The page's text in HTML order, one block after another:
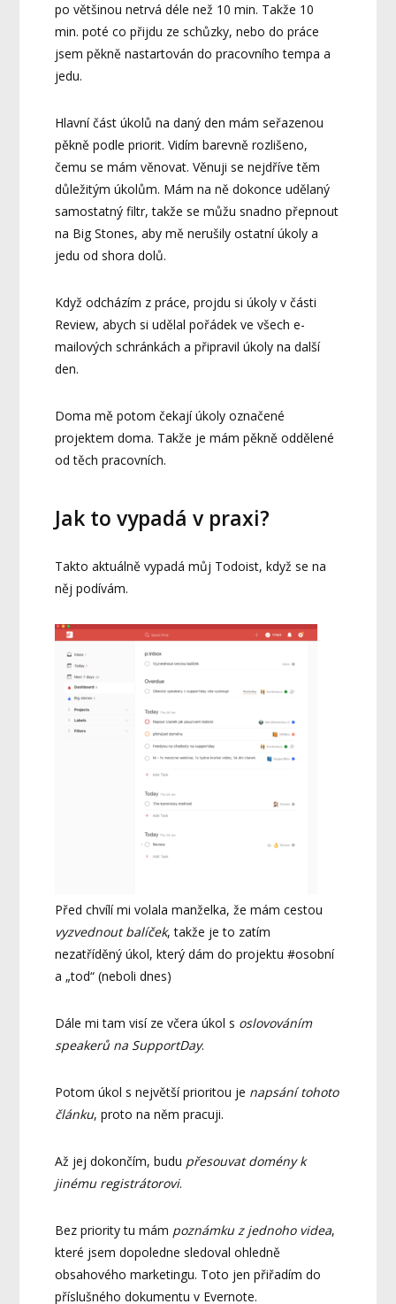
po většinou netrvá déle než 10 min. Takže 10
min. poté co přijdu ze schůzky, nebo do práce
jsem pěkně nastartován do pracovního tempa a
jedu.
Hlavní část úkolů na daný den mám seřazenou
pěkně podle priorit. Vidím barevně rozlišeno,
čemu se mám věnovat. Věnuji se nejdříve těm
důležitým úkolům. Mám na ně dokonce udělaný
samostatný filtr, takže se můžu snadno přepnout
na Big Stones, aby mě nerušily ostatní úkoly a
jedu od shora dolů.
Když odcházím z práce, projdu si úkoly v části
Review, abych si udělal pořádek ve všech e-
mailových schránkách a připravil úkoly na další
den.
Doma mě potom čekají úkoly označené
projektem doma. Takže je mám pěkně oddělené
od těch pracovních.
Jak to vypadá v praxi?
Takto aktuálně vypadá můj Todoist, když se na
něj podívám.
Před chvílí mi volala manželka, že mám cestou
vyzvednout balíček, takže je to zatím
nezatříděný úkol, který dám do projektu #osobní
a „tod“ (neboli dnes)
Dále mi tam visí ze včera úkol s oslovováním
speakerů na SupportDay.
Potom úkol s největší prioritou je napsání tohoto
článku, proto na něm pracuji.
Až jej dokončím, budu přesouvat domény k
jinému registrátorovi.
Bez priority tu mám poznámku z jednoho videa,
které jsem dopoledne sledoval ohledně
obsahového marketingu. Toto jen přiřadím do
příslušného dokumentu v Evernote.